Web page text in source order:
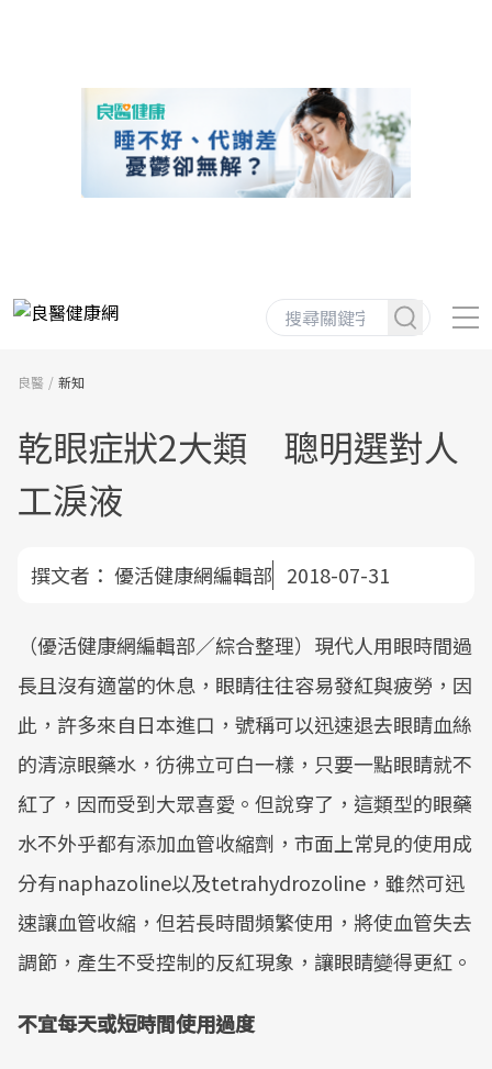
良醫 新知
乾眼症狀2大類 聰明選對人
工淚液
撰文者： 優活健康網編輯部 2018-07-31
（優活健康網編輯部／綜合整理）現代人用眼時間過
長且沒有適當的休息，眼睛往往容易發紅與疲勞，因
此，許多來自日本進口，號稱可以迅速退去眼睛血絲
的清涼眼藥水，彷彿立可白一樣，只要一點眼睛就不
紅了，因而受到大眾喜愛。但說穿了，這類型的眼藥
水不外乎都有添加血管收縮劑，市面上常見的使用成
分有naphazoline以及tetrahydrozoline，雖然可迅
速讓血管收縮，但若長時間頻繁使用，將使血管失去
調節，產生不受控制的反紅現象，讓眼睛變得更紅。
不宜每天或短時間使用過度